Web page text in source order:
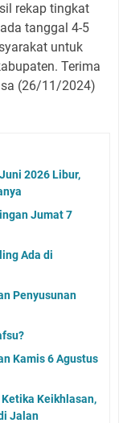
rekap tingkat
tanggal 4-5
untuk
Terima
(26/11/2024)
2026 Libur,
Jumat 7
Ada di
Penyusunan
Kamis 6 Agustus
Keikhlasan,
Jalan